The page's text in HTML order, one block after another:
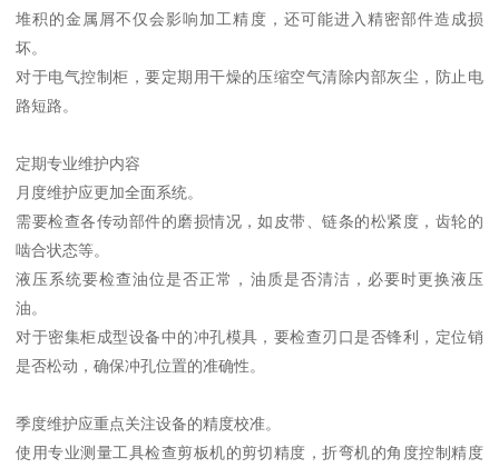
堆积的金属屑不仅会影响加工精度，还可能进入精密部件造成损
坏。
对于电气控制柜，要定期用干燥的压缩空气清除内部灰尘，防止电
路短路。
定期专业维护内容
月度维护应更加全面系统。
需要检查各传动部件的磨损情况，如皮带、链条的松紧度，齿轮的
啮合状态等。
液压系统要检查油位是否正常，油质是否清洁，必要时更换液压
油。
对于密集柜成型设备中的冲孔模具，要检查刃口是否锋利，定位销
是否松动，确保冲孔位置的准确性。
季度维护应重点关注设备的精度校准。
使用专业测量工具检查剪板机的剪切精度，折弯机的角度控制精度